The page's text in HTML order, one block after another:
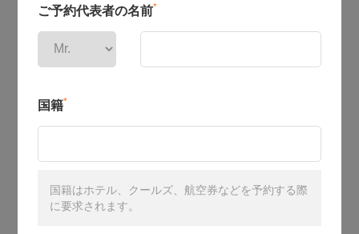
ご予約代表者の名前*
国籍*
国籍はホテル、クールズ、航空券などを予約する際
に要求されます。